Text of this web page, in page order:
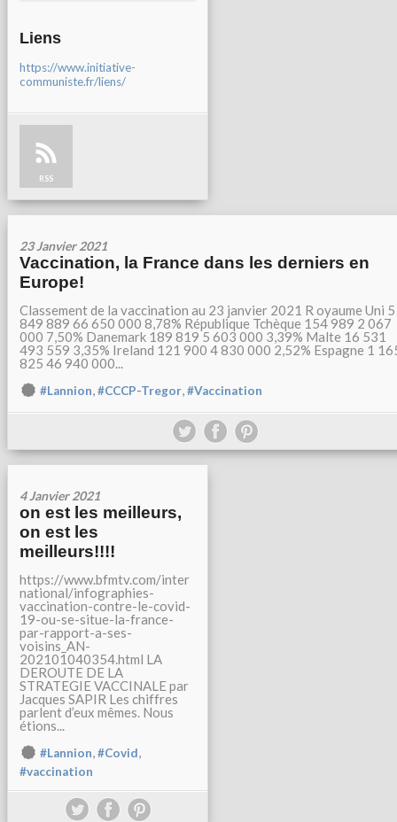
Liens
https://www.initiative-
communiste.fr/liens/
RSS
23 Janvier 2021
Vaccination, la France dans les derniers en
Europe!
Classement de la vaccination au 23 janvier 2021 R oyaume Uni 5
849 889 66 650 000 8,78% République Tchèque 154 989 2 067
000 7,50% Danemark 189 819 5 603 000 3,39% Malte 16 531
493 559 3,35% Ireland 121 900 4 830 000 2,52% Espagne 1
825 46 940 000...
#Lannion,#CCCP-Tregor,#Vaccination
4 Janvier 2021
on est les meilleurs,
on est les
meilleurs!!!!
https://www.bfmtv.com/inter
national/infographies-
vaccination-contre-le-covid-
19-ou-se-situe-la-france-
par-rapport-a-ses-
voisins_AN-
202101040354.html LA
DEROUTE DE LA
STRATEGIE VACCINALE par
Jacques SAPIR Les chiffres
parlent d’eux mêmes. Nous
étions...
#Lannion,#Covid,
#vaccination